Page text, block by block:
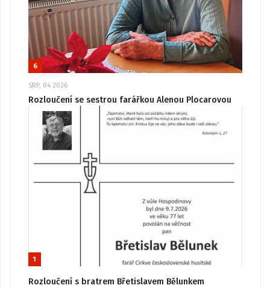
6
SRP, 04 2026
Rozloučení se sestrou farářkou Alenou Plocarovou
1
Rozloučení s bratrem Břetislavem Bělunkem